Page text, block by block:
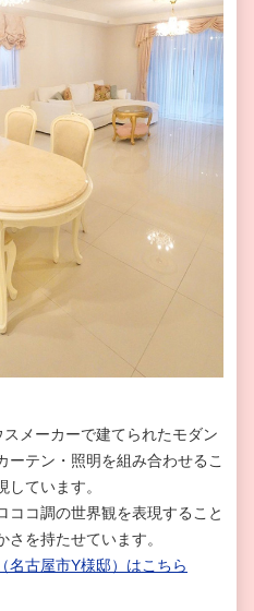
メーカーで建てられたモダン
ーテン・照明を組み合わせるこ
ています。
ココ調の世界観を表現すること
を持たせています。
名古屋市Y様邸）はこちら